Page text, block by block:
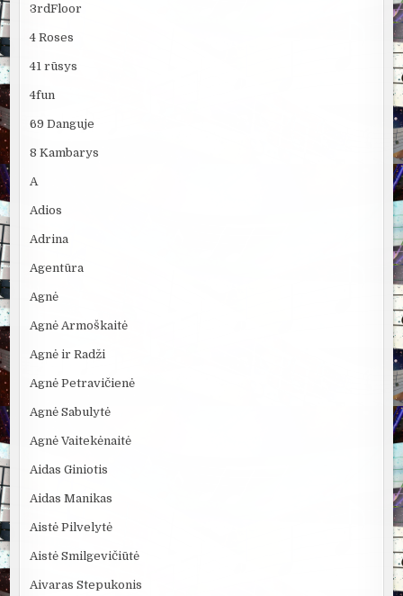
3rdFloor
4 Roses
41 rūsys
4fun
69 Danguje
8 Kambarys
A
Adios
Adrina
Agentūra
Agnė
Agnė Armoškaitė
Agnė ir Radži
Agnė Petravičienė
Agnė Sabulytė
Agnė Vaitekėnaitė
Aidas Giniotis
Aidas Manikas
Aistė Pilvelytė
Aistė Smilgevičiūtė
Aivaras Stepukonis